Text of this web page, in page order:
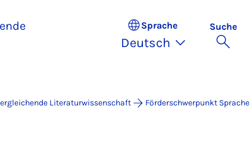
Sprache
Deutsch
Suche
Literaturwissenschaft Förderschwerpunkt Sprache